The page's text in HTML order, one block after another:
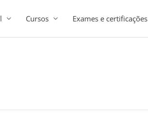
Cursos Exames e certificações